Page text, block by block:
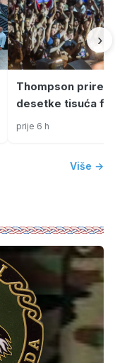
Thompson
desetke tisuća
Imotskom!
prije 6 h
›
Više →